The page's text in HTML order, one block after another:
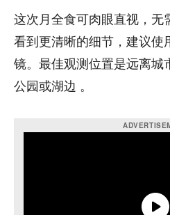
这次月全食可肉眼直视，无
看到更清晰的细节，建议使
镜。最佳观测位置是远离城
公园或湖边 。